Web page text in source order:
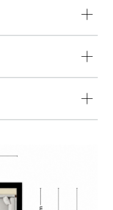
Charles als
(bron Funda)
door Charles
contact
de slag gaat met